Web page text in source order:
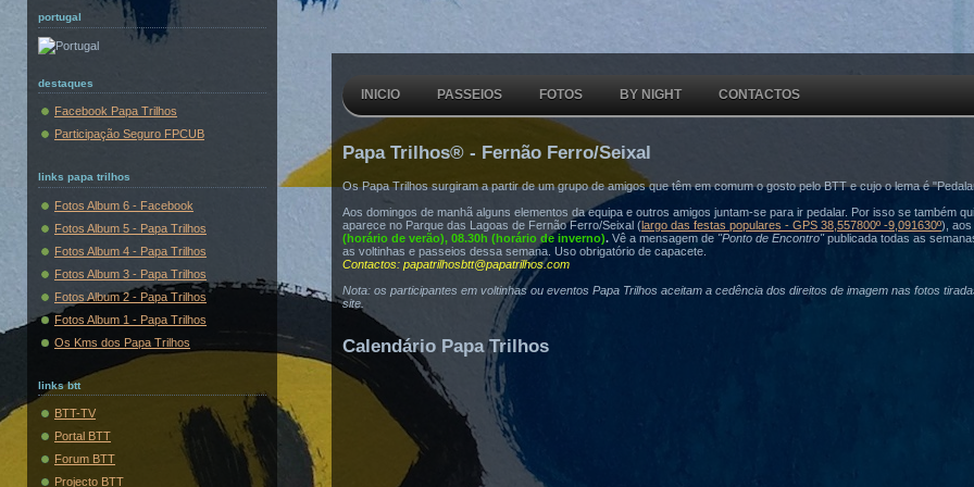
portugal
destaques
Facebook Papa Trilhos
Participação Seguro FPCUB
links papa trilhos
Fotos Album 6 - Facebook
Fotos Album 5 - Papa Trilhos
Fotos Album 4 - Papa Trilhos
Fotos Album 3 - Papa Trilhos
Fotos Album 2 - Papa Trilhos
Fotos Album 1 - Papa Trilhos
Os Kms dos Papa Trilhos
links btt
BTT-TV
Portal BTT
Forum BTT
Projecto BTT
INICIO PASSEIOS FOTOS BY NIGHT CONTACTOS
Papa Trilhos® - Fernão Ferro/Seixal
Os Papa Trilhos surgiram a partir de um grupo de amigos que têm em comum o gosto pelo BTT e cujo o lema é
Aos domingos de manhã alguns elementos da equipa e outros amigos juntam-se para ir pedalar. Por isso se também
aparece no Parque das Lagoas de Fernão Ferro/Seixal (largo das festas populares - GPS 38,557800º -9,091630º),
(horário de verão), 08.30h (horário de inverno). Vê a mensagem de "Ponto de Encontro"publicada todas as
as voltinhas e passeios dessa semana. Uso obrigatório de capacete.
Contactos: papatrilhosbtt@papatrilhos.com
Nota: os participantes em voltinhas ou eventos Papa Trilhos aceitam a cedência dos direitos de imagem nas fotos
site.
Calendário Papa Trilhos